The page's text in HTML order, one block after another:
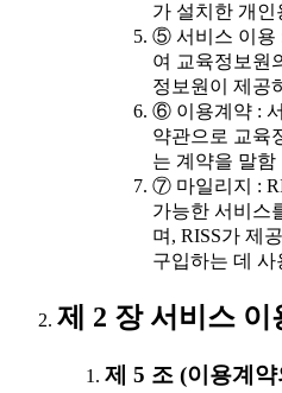
가 설치한 개인
⑤ 서비스 이용
여 교육정보원
정보원이 제공
⑥ 이용계약 :
약관으로 교육
는 계약을 말함
⑦ 마일리지 :
가능한 서비스
며, RISS가 제
구입하는 데
제 2 장 서비스 이
제 5 조 (이용계